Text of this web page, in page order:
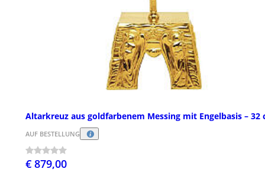
Altarkreuz aus goldfarbenem Messing mit Engelbasis – 32
AUF BESTELLUNG
€ 879,00